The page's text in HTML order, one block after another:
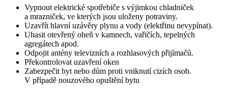
Vypnout elektrické spotřebiče s výjimkou chladniček
a mrazniček, ve kterých jsou uloženy potraviny.
Uzavřít hlavní uzávěry plynu a vody (elektřinu nevypínat).
Uhasit otevřený oheň v kamnech, vařičích, tepelných
agregátech apod.
Odpojit antény televizních a rozhlasových přijímačů.
Překontrolovat uzavření oken
Zabezpečit byt nebo dům proti vniknutí cizích osob.
V případě nouzového opuštění bytu